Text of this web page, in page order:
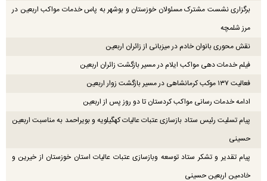
برگزاری نشست مشترک مسئولان خوزستان و بوشهر به پاس خدمات مواکب اربعین در
مرز شلمچه
نقش محوری بانوان خادم در میزبانی از زائران اربعین
فیلم خدمات دهی مواکب ایلام در مسیر بازگشت زائران اربعین
فعالیت ۱۳۷ موکب کرمانشاهی در مسیر بازگشت زوار اربعین
ادامه خدمات رسانی مواکب کردستان تا دو روز پس از اربعین
پیام تسلیت رئیس ستاد بازسازی عتبات عالیات کهگیلویه و بویراحمد به مناسبت اربعین
حسینی
پیام تقدیر و تشکر ستاد توسعه وبازسازی عتبات عالیات استان خوزستان از خیرین و
خادمین اربعین حسینی